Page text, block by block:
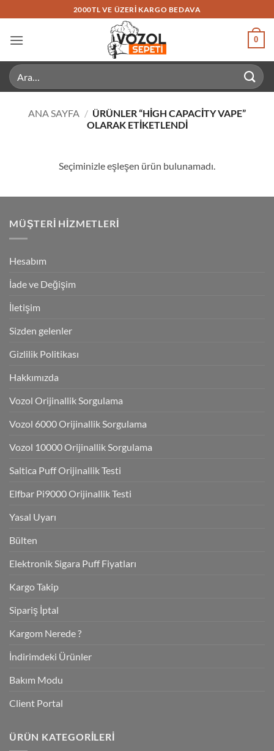
atla
2000TL VE ÜZERI KARGO BEDAVA
0
Ara:
ANA SAYFA / ÜRÜNLER “HIGH CAPACITY VAPE”
OLARAK ETIKETLENDI
Seçiminizle eşleşen ürün bulunamadı.
MÜŞTERI HIZMETLERI
Hesabım
İade ve Değişim
İletişim
Sizden gelenler
Gizlilik Politikası
Hakkımızda
Vozol Orijinallik Sorgulama
Vozol 6000 Orijinallik Sorgulama
Vozol 10000 Orijinallik Sorgulama
Saltica Puff Orijinallik Testi
Elfbar Pi9000 Orijinallik Testi
Yasal Uyarı
Bülten
Elektronik Sigara Puff Fiyatları
Kargo Takip
Sipariş İptal
Kargom Nerede ?
İndirimdeki Ürünler
Bakım Modu
Client Portal
ÜRÜN KATEGORILERI